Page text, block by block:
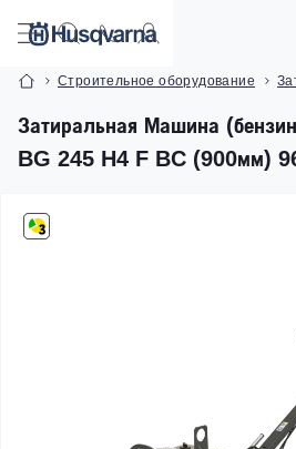
Строительное оборудование
Затиральная Машина
BG 245 H4 F BC (900мм)